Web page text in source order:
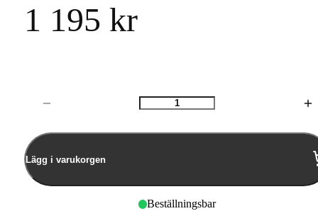
1 195 kr
Antal
Lägg i varukorgen
Beställningsbar